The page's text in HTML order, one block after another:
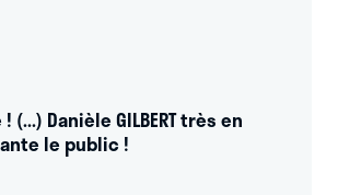
(...) Danièle GILBERT très en
le public !